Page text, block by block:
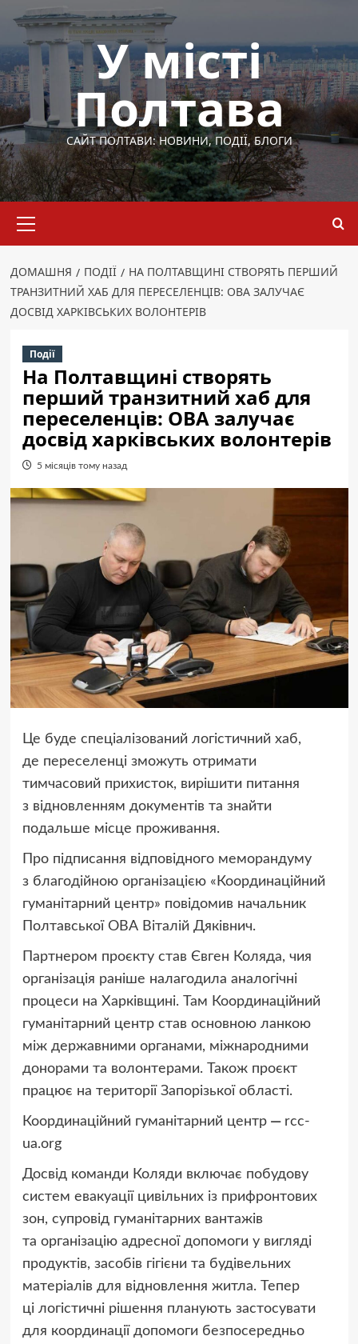
Перейти
вмісту
У місті
Полтава
САЙТ ПОЛТАВИ: НОВИНИ, ПОДІЇ, БЛОГИ
меню
ДОМАШНЯ ПОДІЇ
НА ПОЛТАВЩИНІ СТВОРЯТЬ ПЕРШИЙ
ТРАНЗИТНИЙ ХАБ ДЛЯ ПЕРЕСЕЛЕНЦІВ: ОВА ЗАЛУЧАЄ
ДОСВІД ХАРКІВСЬКИХ ВОЛОНТЕРІВ
Події
На Полтавщині створять
перший транзитний хаб для
переселенців: ОВА залучає
досвід харківських волонтерів
5 місяців тому назад
Це буде спеціалізований логістичний хаб,
де переселенці зможуть отримати
тимчасовий прихисток, вирішити питання
з відновленням документів та знайти
подальше місце проживання.
Про підписання відповідного меморандуму
з благодійною організацією «Координаційний
гуманітарний центр» повідомив начальник
Полтавської ОВА Віталій Дяківнич.
Партнером проєкту став Євген Коляда, чия
організація раніше налагодила аналогічні
процеси на Харківщині. Там Координаційний
гуманітарний центр став основною ланкою
між державними органами, міжнародними
донорами та волонтерами. Також проєкт
працює на території Запорізької області.
Координаційний гуманітарний центр— rcc-
ua.org
Досвід команди Коляди включає побудову
систем евакуації цивільних із прифронтових
зон, супровід гуманітарних вантажів
та організацію адресної допомоги у вигляді
продуктів, засобів гігієни та будівельних
матеріалів для відновлення житла. Тепер
ці логістичні рішення планують застосувати
для координації допомоги безпосередньо